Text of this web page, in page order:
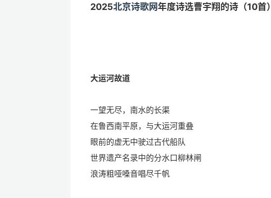
2025北京诗歌网年度诗选曹宇翔的诗（10首）
大运河故道
一望无尽，南水的长渠
在鲁西南平原，与大运河重叠
眼前的虚无中驶过古代船队
世界遗产名录中的分水口柳林闸
浪涛粗哑嗓音唱尽千帆